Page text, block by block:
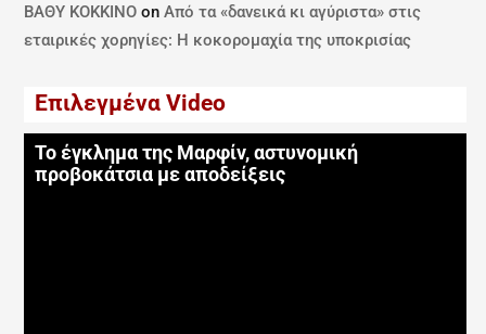
ΒΑΘΥ ΚΟΚΚΙΝΟ onΑπό τα «δανεικά κι αγύριστα» στις
εταιρικές χορηγίες: Η κοκορομαχία της υποκρισίας
Επιλεγμένα Video
Το έγκλημα της Μαρφίν, αστυνομική
προβοκάτσια με αποδείξεις